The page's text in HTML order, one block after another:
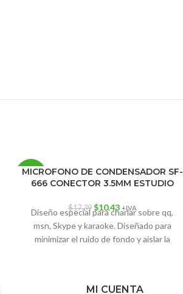
-40%
MICROFONO DE CONDENSADOR SF-
666 CONECTOR 3.5MM ESTUDIO
$17.39 $10.43 +IVA
Diseño especial para charlar sobre qq,
msn, Skype y karaoke. Diseñado para
minimizar el ruido de fondo y aislar la
MI CUENTA